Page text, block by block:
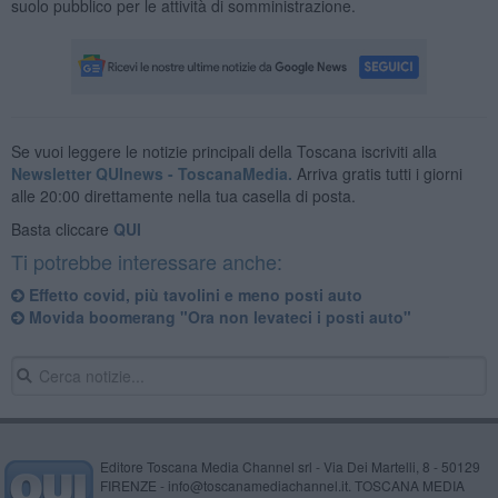
suolo pubblico per le attività di somministrazione.
Se vuoi leggere le notizie principali della Toscana iscriviti alla
Newsletter QUInews - ToscanaMedia. Arriva gratis tutti i giorni
alle 20:00 direttamente nella tua casella di posta.
Basta cliccare QUI
Ti potrebbe interessare anche:
Effetto covid, più tavolini e meno posti auto
Movida boomerang "Ora non levateci i posti auto"
Editore Toscana Media Channel srl - Via Dei Martelli, 8 - 50129
FIRENZE - info@toscanamediachannel.it. TOSCANA MEDIA